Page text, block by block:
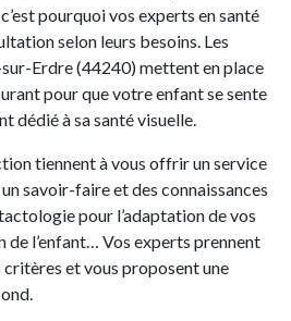
pourquoi vos experts en santé
selon leurs besoins. Les
Erdre (44240) mettent en place
pour que votre enfant se sente
dédié à sa santé visuelle.
tiennent à vous offrir un service
savoir-faire et des connaissances
pour l’adaptation de vos
de l’enfant… Vos experts prennent
et vous proposent une